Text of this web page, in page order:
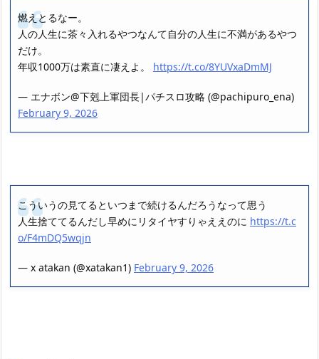
燃えとるなー。
人の人生に茶々入れるやつなんて自分の人生に不満があるやつ
だけ。
年収1000万は素直に凄えよ。 https://t.co/8YUVxaDmMJ
— エナボン@下剋上軍団長|パチスロ攻略 (@pachipuro_ena)
February 9, 2026
こういうの見てるといつまで続けるんだろうなって思う
人生捨ててるんだし早めにリタイヤすりゃええのに https://t.c
o/F4mDQ5wqjn
— x atakan (@xatakan1) February 9, 2026